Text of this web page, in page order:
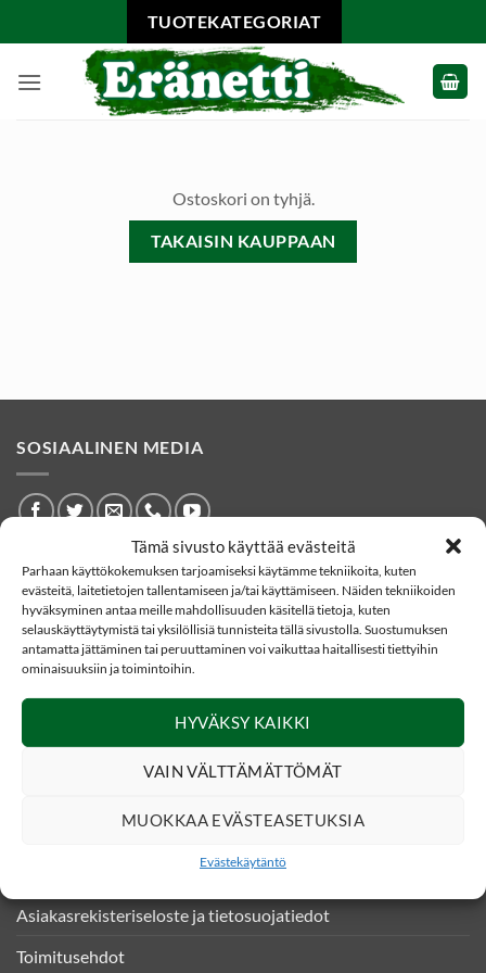
Tämä sivusto käyttää evästeitä
Parhaan käyttökokemuksen tarjoamiseksi käytämme tekniikoita, kuten
evästeitä, laitetietojen tallentamiseen ja/tai käyttämiseen. Näiden tekniikoiden
hyväksyminen antaa meille mahdollisuuden käsitellä tietoja, kuten
selauskäyttäytymistä tai yksilöllisiä tunnisteita tällä sivustolla. Suostumuksen
antamatta jättäminen tai peruuttaminen voi vaikuttaa haitallisesti tiettyihin
ominaisuuksiin ja toimintoihin.
HYVÄKSY KAIKKI
VAIN VÄLTTÄMÄTTÖMÄT
MUOKKAA EVÄSTEASETUKSIA
Evästekäytäntö
to
TUOTEKATEGORIAT
Ostoskori on tyhjä.
TAKAISIN KAUPPAAN
SOSIAALINEN MEDIA
YHTEYSTIEDOT
Eränetti verkkokauppa
Kankaistentie 4
51200 Kangasniemi
020 331490 (0,0835€/puh)
asiakaspalvelu@eranetti.fi
Asiakasrekisteriseloste ja tietosuojatiedot
Toimitusehdot